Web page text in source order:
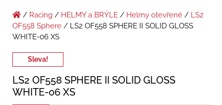
/ Racing / HELMY a BRÝLE / Helmy otevřené / LS2
OF558 Sphere / LS2 OF558 SPHERE II SOLID GLOSS
WHITE-06 XS
Sleva!
LS2 OF558 SPHERE II SOLID GLOSS
WHITE-06 XS